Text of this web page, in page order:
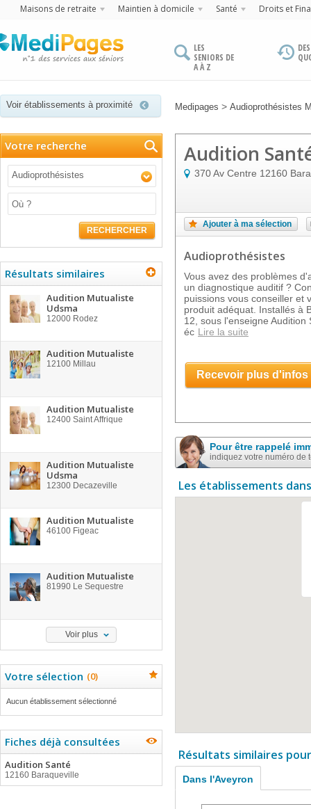
Maisons de retraite Maintien à domicile Santé Droits et
LES
SENIORS DE
A À Z
Voir établissements à proximité Medipages > Audioprothésistes
Votre recherche
Audioprothésistes
RECHERCHER
Résultats similaires
Audition Mutualiste
Udsma
12000 Rodez
Audition Mutualiste
12100 Millau
Audition Mutualiste
12400 Saint Affrique
Audition Mutualiste
Udsma
12300 Decazeville
Audition Mutualiste
46100 Figeac
Audition Mutualiste
81990 Le Sequestre
Voir plus
Votre sélection (0)
Aucun établissement sélectionné
Fiches déjà consultées
Audition Santé
12160 Baraqueville
Audition
370 Av Centre 12160
Ajouter à ma sélection
Audioprothésistes
Vous avez des problèmes
un diagnostique auditif ?
puissions vous conseiller et
produit adéquat. Installés à
12, sous l'enseigne
éc Lire la suite
Recevoir plus d'infos
Pour être rappelé
indiquez votre numéro de
Les établissements
Résultats similaires
Dans l'Aveyron